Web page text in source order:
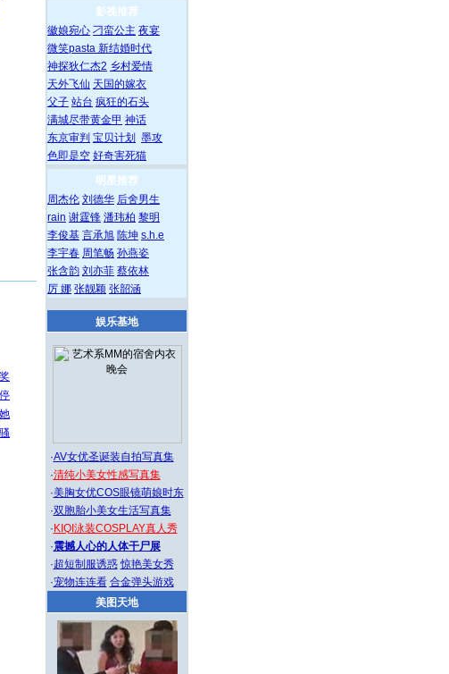
影视推荐
徽娘宛心 刁蛮公主 夜宴
微笑pasta 新结婚时代
神探狄仁杰2 乡村爱情
天外飞仙 天国的嫁衣
父子 站台 疯狂的石头
满城尽带黄金甲 神话
东京审判 宝贝计划
墨攻
色即是空 好奇害死猫
明星推荐
周杰伦 刘德华 后舍男生
rain 谢霆锋 潘玮柏 黎明
李俊基 言承旭 陈坤 s.h.e
李宇春 周笔畅 孙燕姿
张含韵 刘亦菲 蔡依林
厉 娜 张靓颖 张韶涵
娱乐基地
·AV女优圣诞装自拍写真集
·清纯小美女性感写真集
·美胸女优COS眼镜萌娘时东
·双胞胎小美女生活写真集
· KIQI泳装COSPLAY真人秀
·震撼人心的人体干尸展
·超短制服诱惑 惊艳美女秀
·宠物连连看 合金弹头游戏
美图天地